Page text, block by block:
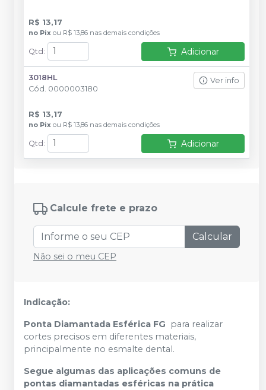
R$ 13,17
no Pix ou R$ 13,86 nas demais condições
Qtd : Adicionar
3018HL
Cód. 0000003180
Ver info
R$ 13,17
no Pix ou R$ 13,86 nas demais condições
Qtd : Adicionar
Calcule frete e prazo
Calcular
Não sei o meu CEP
Indicação:
Ponta Diamantada Esférica FG para realizar
cortes precisos em diferentes materiais,
principalmente no esmalte dental.
Segue algumas das aplicações comuns de
pontas diamantadas esféricas na prática